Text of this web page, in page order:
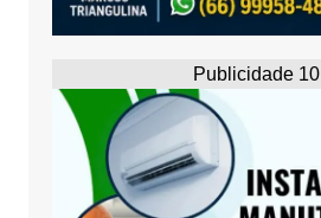
Publicidade 10